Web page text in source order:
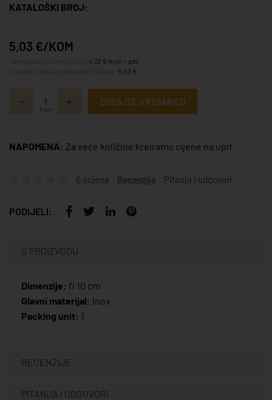
KATALOŠKI BROJ:
5,03 €/KOM
4,02 €/kom + pdv
5,03 €
kom
DODAJTE U KOŠARICU
NAPOMENA: Za veće količine kreiramo cijene na upit
0 ocjena Recenzije Pitanja i odgovori
PODIJELI:
O PROIZVODU
Dimenzije: fi 10 cm
Glavni materijal: Inox
Packing unit: 1
RECENZIJE
PITANJA I ODGOVORI